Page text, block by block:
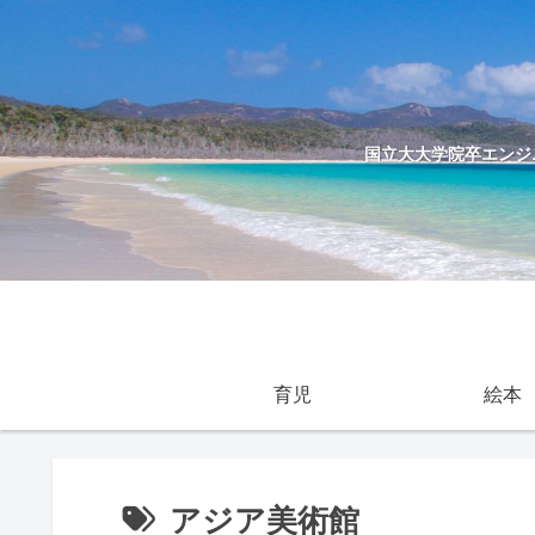
国立大大学院卒エン
育児 絵本
アジア美術館